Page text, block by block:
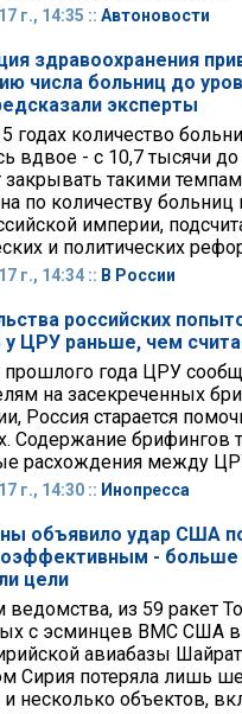
г., 14:35 :: Автоновости
здравоохранения
числа больниц до
эксперты
годах количество
вдвое - с 10,7 тысячи
такими
по количеству
империи,
и политических
г., 14:34 :: В России
российских
у ЦРУ раньше, чем
прошлого года ЦРУ
на засекреченных
Россия старается
Содержание брифингов
расхождения между
г., 14:30 :: Инопресса
объявило удар США
- больше
цели
из 59 ракет
с эсминцев ВМС США
авиабазы
Сирия потеряла лишь
несколько объектов,